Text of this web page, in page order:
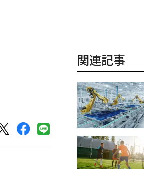
関連記事